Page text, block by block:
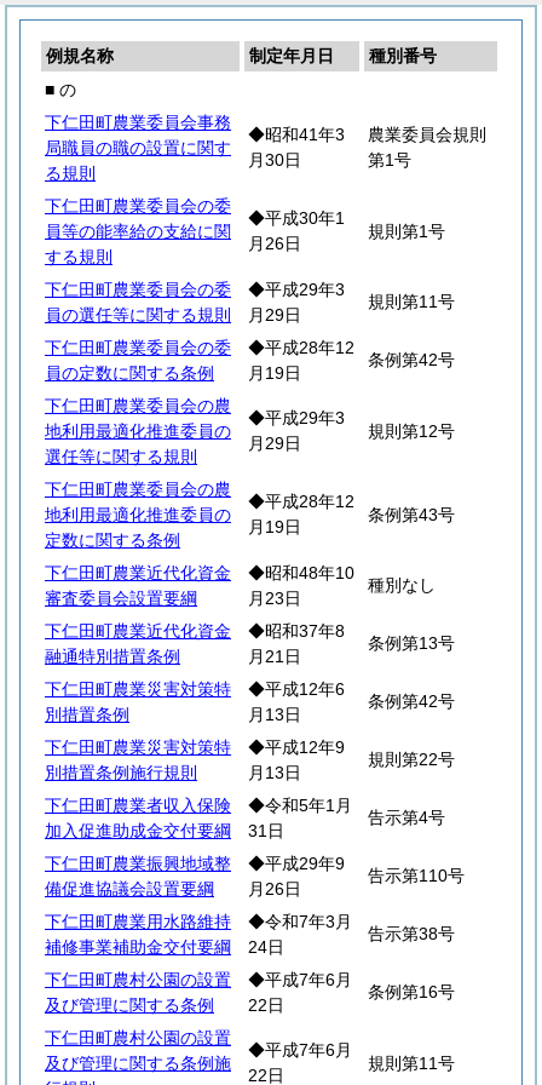
例規名称 制定年月日
種別番号
■ の
下仁田町農業委員会事務
局職員の職の設置に関す
る規則
◆昭和41年3
月30日
農業委員会規則
第1号
下仁田町農業委員会の委
員等の能率給の支給に関
する規則
◆平成30年1
月26日
規則第1号
下仁田町農業委員会の委
員の選任等に関する規則
◆平成29年3
月29日
規則第11号
下仁田町農業委員会の委
員の定数に関する条例
◆平成28年12
月19日
条例第42号
下仁田町農業委員会の農
地利用最適化推進委員の
選任等に関する規則
◆平成29年3
月29日
規則第12号
下仁田町農業委員会の農
地利用最適化推進委員の
定数に関する条例
◆平成28年12
月19日
条例第43号
下仁田町農業近代化資金
審査委員会設置要綱
◆昭和48年10
月23日
種別なし
下仁田町農業近代化資金
融通特別措置条例
◆昭和37年8
月21日
条例第13号
下仁田町農業災害対策特
別措置条例
◆平成12年6
月13日
条例第42号
下仁田町農業災害対策特
別措置条例施行規則
◆平成12年9
月13日
規則第22号
下仁田町農業者収入保険
加入促進助成金交付要綱
◆令和5年1月
31日
告示第4号
下仁田町農業振興地域整
備促進協議会設置要綱
◆平成29年9
月26日
告示第110号
下仁田町農業用水路維持
補修事業補助金交付要綱
◆令和7年3月
24日
告示第38号
下仁田町農村公園の設置
及び管理に関する条例
◆平成7年6月
22日
条例第16号
下仁田町農村公園の設置
及び管理に関する条例施
◆平成7年6月
22日
規則第11号